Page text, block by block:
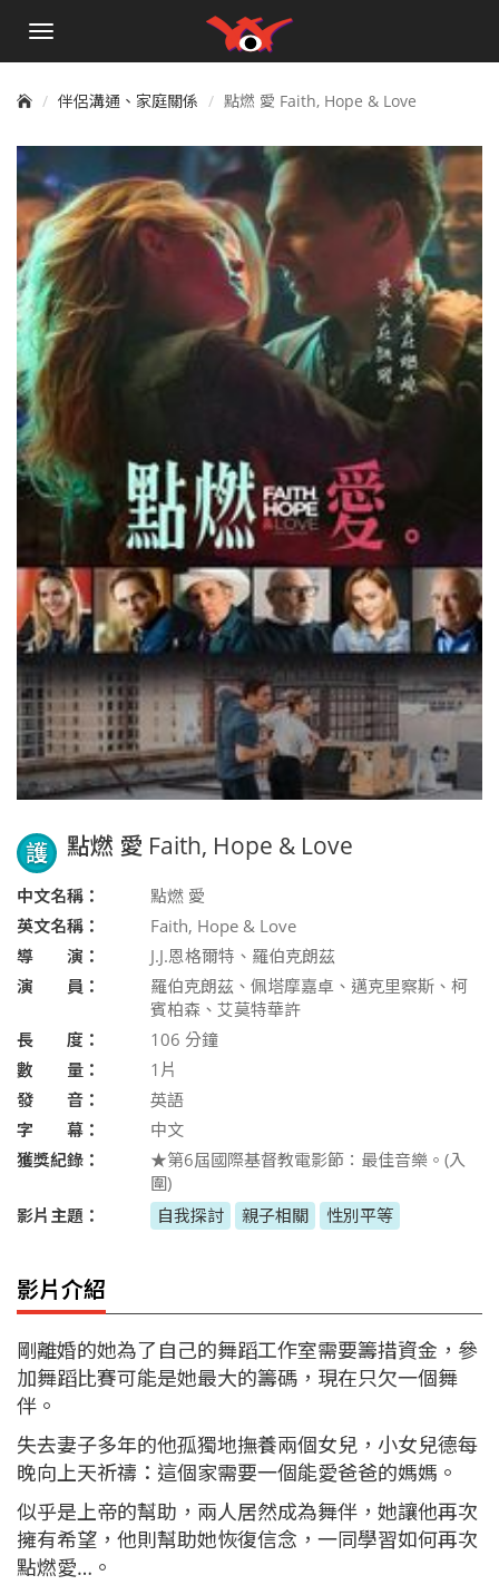
手
單
伴侶溝通、家庭關係 點燃 愛 Faith, Hope & Love
護 點燃 愛 Faith, Hope & Love
中文名稱：
點燃 愛
英文名稱：
Faith, Hope & Love
導 演：
J.J.恩格爾特、羅伯克朗茲
演 員：
羅伯克朗茲、佩塔摩嘉卓、邁克里察斯、柯
賓柏森、艾莫特華許
長 度：
106 分鐘
數 量：
1片
發 音：
英語
字 幕：
中文
獲獎紀錄：
★第6屆國際基督教電影節：最佳音樂。(入
圍)
影片主題：
自我探討 親子相關 性別平等
影片介紹
剛離婚的她為了自己的舞蹈工作室需要籌措資金，參
加舞蹈比賽可能是她最大的籌碼，現在只欠一個舞
伴。
失去妻子多年的他孤獨地撫養兩個女兒，小女兒德每
晚向上天祈禱：這個家需要一個能愛爸爸的媽媽。
似乎是上帝的幫助，兩人居然成為舞伴，她讓他再次
擁有希望，他則幫助她恢復信念，一同學習如何再次
點燃愛…。